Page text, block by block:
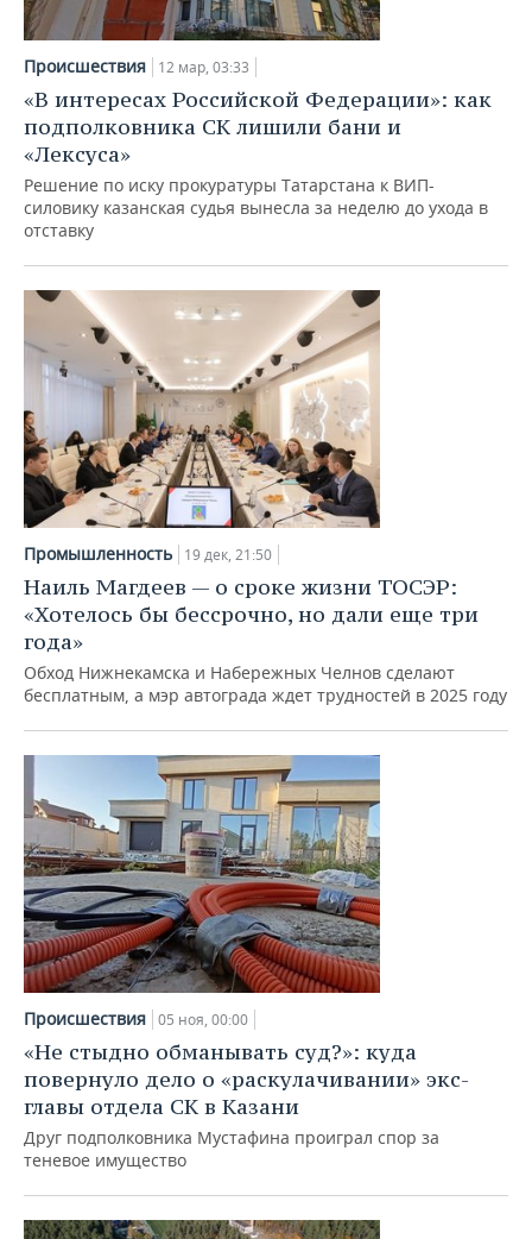
Происшествия 12 мар, 03:33
«В интересах Российской Федерации»: как
подполковника СК лишили бани и
«Лексуса»
Решение по иску прокуратуры Татарстана к ВИП-
силовику казанская судья вынесла за неделю до ухода в
отставку
Промышленность 19 дек, 21:50
Наиль Магдеев — о сроке жизни ТОСЭР:
«Хотелось бы бессрочно, но дали еще три
года»
Обход Нижнекамска и Набережных Челнов сделают
бесплатным, а мэр автограда ждет трудностей в 2025 году
Происшествия 05 ноя, 00:00
«Не стыдно обманывать суд?»: куда
повернуло дело о «раскулачивании» экс-
главы отдела СК в Казани
Друг подполковника Мустафина проиграл спор за
теневое имущество